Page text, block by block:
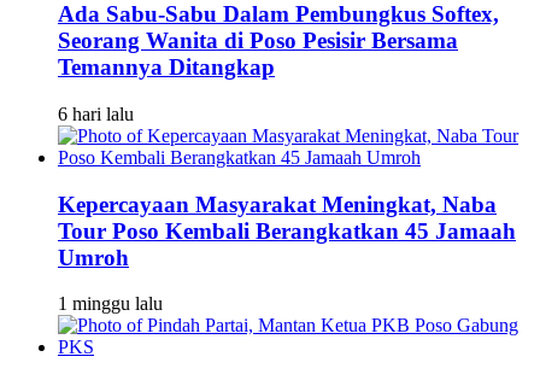
Ada Sabu-Sabu Dalam Pembungkus Softex,
Seorang Wanita di Poso Pesisir Bersama
Temannya Ditangkap
6 hari lalu
Kepercayaan Masyarakat Meningkat, Naba
Tour Poso Kembali Berangkatkan 45 Jamaah
Umroh
1 minggu lalu